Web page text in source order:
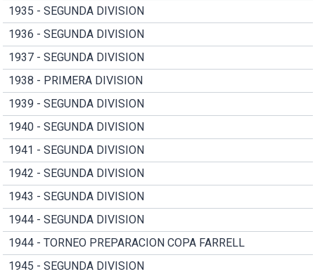
1935 - SEGUNDA DIVISION
1936 - SEGUNDA DIVISION
1937 - SEGUNDA DIVISION
1938 - PRIMERA DIVISION
1939 - SEGUNDA DIVISION
1940 - SEGUNDA DIVISION
1941 - SEGUNDA DIVISION
1942 - SEGUNDA DIVISION
1943 - SEGUNDA DIVISION
1944 - SEGUNDA DIVISION
1944 - TORNEO PREPARACION COPA FARRELL
1945 - SEGUNDA DIVISION